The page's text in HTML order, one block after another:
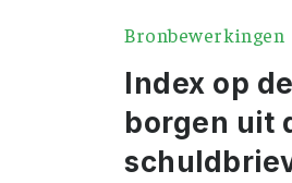
Bronbewerkingen
Index op
borgen uit